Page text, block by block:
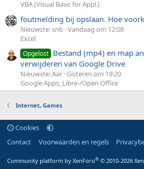
VBA (Visual Basic for Appl.)
foutmelding bij opslaan. Hoe
Nieuwste: snb Vandaag om 12:08
Excel
Opgelost Bestand (mp4) en map
verwijderen van Google Drive
Nieuwste: Aar Gisteren om 19:20
Google Apps, Libre-/Open Office
Internet, Games
Cookies
Contact
Voorwaarden en regels
Community platform by XenForo® © 2010-2026